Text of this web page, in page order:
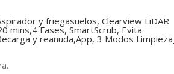
y friegasuelos, Clearview LiDAR
mins,4 Fases, SmartScrub, Evita
y reanuda,App, 3 Modos